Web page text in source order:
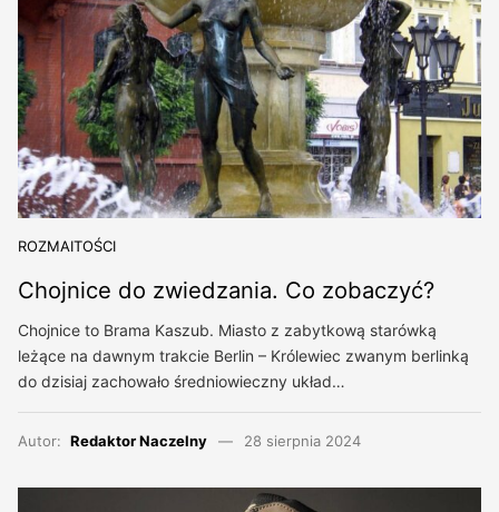
ROZMAITOŚCI
Chojnice do zwiedzania. Co zobaczyć?
Chojnice to Brama Kaszub. Miasto z zabytkową starówką
leżące na dawnym trakcie Berlin – Królewiec zwanym berlinką
do dzisiaj zachowało średniowieczny układ…
Autor: Redaktor Naczelny 28 sierpnia 2024